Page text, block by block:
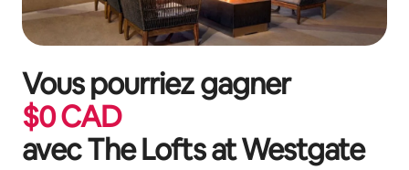
Vous pourriez gagner
$0CAD
avecThe Lofts at Westgate